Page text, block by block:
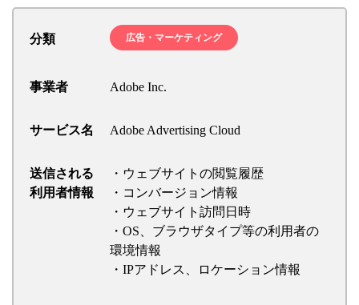
分類 広告・マーケティング
事業者 Adobe Inc.
サービス名 Adobe Advertising Cloud
送信される
利用者情報
・ウェブサイトの閲覧履歴
・コンバージョン情報
・ウェブサイト訪問日時
・OS、ブラウザタイプ等の利用者の
環境情報
・IPアドレス、ロケーション情報